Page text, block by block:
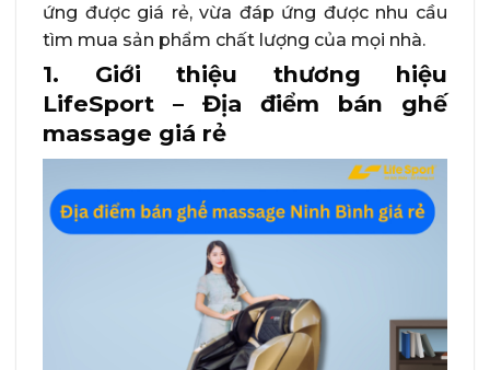
ứng được giá rẻ, vừa đáp ứng được nhu cầu
tìm mua sản phẩm chất lượng của mọi nhà.
1. Giới thiệu thương hiệu
LifeSport – Địa điểm bán ghế
massage giá rẻ